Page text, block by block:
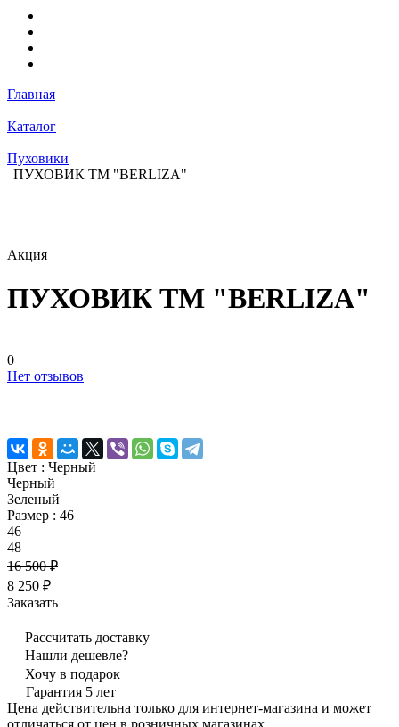
Главная
Каталог
Пуховики
ПУХОВИК ТМ "BERLIZA"
Акция
ПУХОВИК ТМ "BERLIZA"
0
Нет отзывов
Цвет : Черный
Черный
Зеленый
Размер : 46
46
48
16 500 ₽
8 250 ₽
Заказать
Рассчитать доставку
Нашли дешевле?
Хочу в подарок
Гарантия 5 лет
Цена действительна только для интернет-магазина и может
отличаться от цен в розничных магазинах